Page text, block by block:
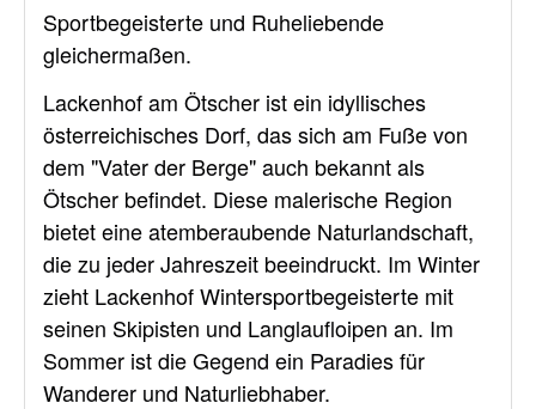
Sportbegeisterte und Ruheliebende
gleichermaßen.
Lackenhof am Ötscher ist ein idyllisches
österreichisches Dorf, das sich am Fuße von
dem "Vater der Berge" auch bekannt als
Ötscher befindet. Diese malerische Region
bietet eine atemberaubende Naturlandschaft,
die zu jeder Jahreszeit beeindruckt. Im Winter
zieht Lackenhof Wintersportbegeisterte mit
seinen Skipisten und Langlaufloipen an. Im
Sommer ist die Gegend ein Paradies für
Wanderer und Naturliebhaber.